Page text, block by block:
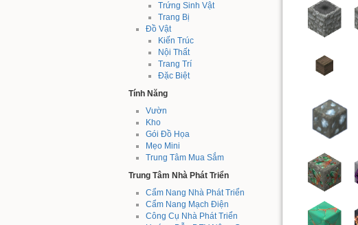
Trứng Sinh Vật
Trang Bị
Đồ Vật
Kiến Trúc
Nội Thất
Trang Trí
Đặc Biệt
Tính Năng
Vườn
Kho
Gói Đồ Họa
Mẹo Mini
Trung Tâm Mua Sắm
Trung Tâm Nhà Phát Triển
Cẩm Nang Nhà Phát Triển
Cẩm Nang Mạch Điện
Công Cụ Nhà Phát Triển